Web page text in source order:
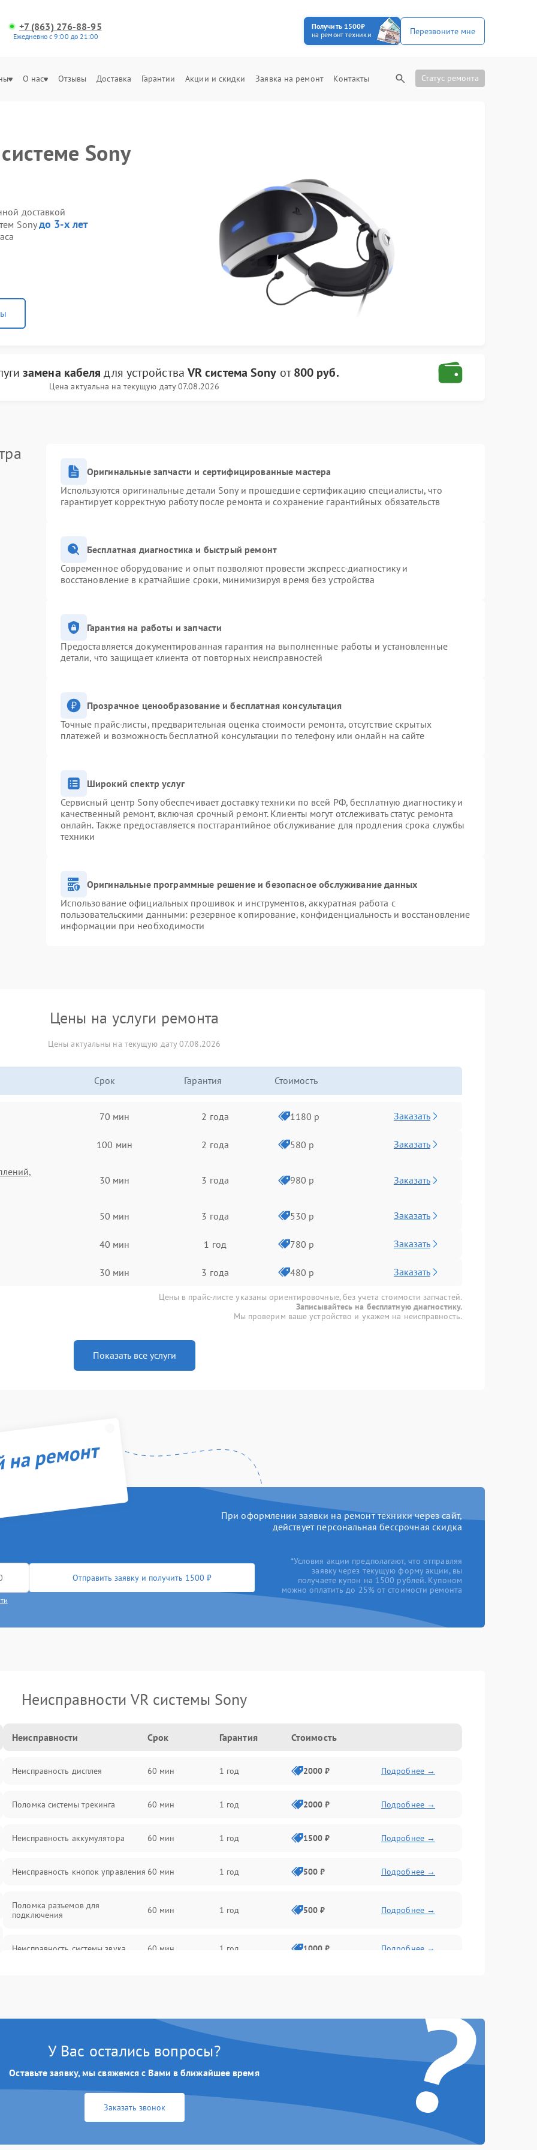
+7 (863) 276-88-95
Ежедневно с 9:00 до 21:00
Получить 1500₽
на ремонт техники
Перезвоните мне
О нас Отзывы Доставка Гарантии Акции и скидки Заявка на ремонт Контакты Статус ремонта
Sony
доставкой
Sonyдо 3-х лет
замена кабеля для устройства VR система Sony от800 руб.
Цена актуальна на текущую дату 07.08.2026
Оригинальные запчасти и сертифицированные мастера
Используются оригинальные детали Sony и прошедшие сертификацию специалисты, что
гарантирует корректную работу после ремонта и сохранение гарантийных обязательств
Бесплатная диагностика и быстрый ремонт
Современное оборудование и опыт позволяют провести экспресс-диагностику и
восстановление в кратчайшие сроки, минимизируя время без устройства
Гарантия на работы и запчасти
Предоставляется документированная гарантия на выполненные работы и установленные
детали, что защищает клиента от повторных неисправностей
Прозрачное ценообразование и бесплатная консультация
Точные прайс-листы, предварительная оценка стоимости ремонта, отсутствие скрытых
платежей и возможность бесплатной консультации по телефону или онлайн на сайте
Широкий спектр услуг
Сервисный центр Sony обеспечивает доставку техники по всей РФ, бесплатную диагностику и
качественный ремонт, включая срочный ремонт. Клиенты могут отслеживать статус ремонта
онлайн. Также предоставляется постгарантийное обслуживание для продления срока службы
техники
Оригинальные программные решение и безопасное обслуживание данных
Использование официальных прошивок и инструментов, аккуратная работа с
пользовательскими данными: резервное копирование, конфиденциальность и восстановление
информации при необходимости
Цены на услуги ремонта
Цены актуальны на текущую дату 07.08.2026
Срок Гарантия Стоимость
70 мин 2 года 1180 р Заказать
100 мин 2 года 580 р Заказать
30 мин 3 года 980 р Заказать
50 мин 3 года 530 р Заказать
40 мин 1 год 780 р Заказать
30 мин 3 года 480 р Заказать
Цены в прайс-листе указаны ориентировочные, без учета стоимости запчастей.
Записывайтесь на бесплатную диагностику.
Мы проверим ваше устройство и укажем на неисправность.
Показать все услуги
ремонт
При оформлении заявки на ремонт техники через сайт,
действует персональная бессрочная скидка
Отправить заявку и получить 1500 ₽
*Условия акции предполагают, что отправляя
заявку через текущую форму акции, вы
получаете купон на 1500 рублей. Купоном
можно оплатить до 25% от стоимости ремонта
Неисправности VR системы Sony
Неисправности Срок Гарантия Стоимость
Неисправность дисплея 60 мин 1 год 2000 ₽ Подробнее →
Поломка системы трекинга 60 мин 1 год 2000 ₽ Подробнее →
Неисправность аккумулятора 60 мин 1 год 1500 ₽ Подробнее →
Неисправность кнопок управления 60 мин 1 год 500 ₽ Подробнее →
Поломка разъемов для
подключения
60 мин 1 год 500 ₽ Подробнее →
Неисправность системы звука 60 мин 1 год 1000 ₽ Подробнее →
60 мин 1 год 1000 ₽ Подробнее →
Поломка системы автоматического
отключения
Подробнее →
Неисправность системы защиты от
60 мин 1000 ₽ Подробнее →
Повреждение системы защиты от
?
У Вас остались вопросы?
Оставьте заявку, мы свяжемся с Вами в ближайшее время
Заказать звонок